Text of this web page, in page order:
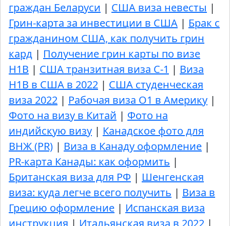
граждан Беларуси | США виза невесты |
Грин-карта за инвестиции в США | Брак с
гражданином США, как получить грин
кард | Получение грин карты по визе
H1B | США транзитная виза C-1 | Виза
H1B в США в 2022 | США студенческая
виза 2022 | Рабочая виза О1 в Америку |
Фото на визу в Китай | Фото на
индийскую визу | Канадское фото для
ВНЖ (PR) | Виза в Канаду оформление |
PR-карта Канады: как оформить |
Британская виза для РФ | Шенгенская
виза: куда легче всего получить | Виза в
Грецию оформление | Испанская виза